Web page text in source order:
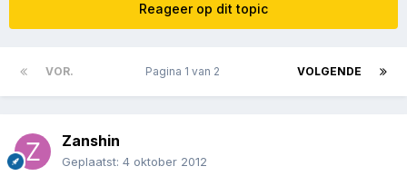
Reageer op dit topic
VOR. VOLGENDE
Pagina 1 van 2
Zanshin
Geplaatst: 4 oktober 2012